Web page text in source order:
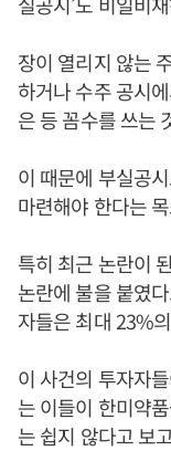
장이 열리지 않는
하거나 수주 공시
은 등 꼼수를 쓰는
이 때문에 부실공
마련해야 한다는
특히 최근 논란이
논란에 불을 붙였
자들은 최대 23%
이 사건의 투자자
는 이들이 한미약
는 쉽지 않다고 보